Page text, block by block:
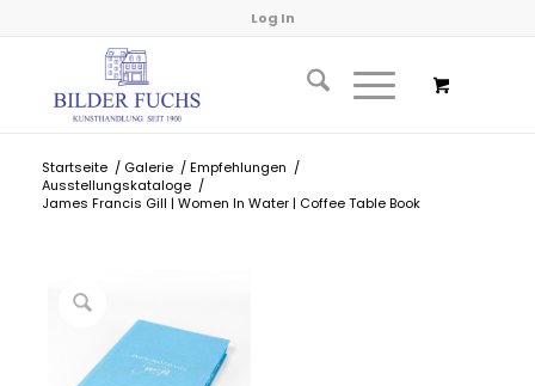
Log In
Startseite / Galerie / Empfehlungen /
Ausstellungskataloge /
James Francis Gill | Women In Water | Coffee Table Book